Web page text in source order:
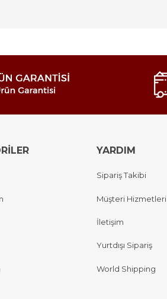
YARDIM
Sipariş Takibi
Müşteri Hizmetleri
İletişim
Yurtdışı Sipariş
World Shipping